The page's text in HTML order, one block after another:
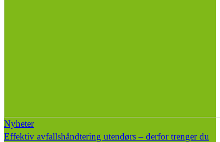
Nyheter
Effektiv avfallshåndtering utendørs – derfor trenger du